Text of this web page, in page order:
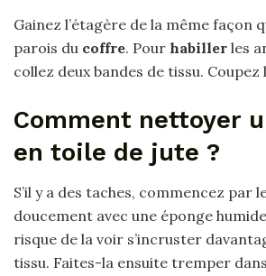
Gainez l’étagère de la même façon
parois du coffre. Pour habiller les
collez deux bandes de tissu. Coupez
Comment nettoyer
en toile de jute ?
S’il y a des taches, commencez par
doucement avec une éponge
risque de la voir s’incruster
tissu. Faites-la ensuite tremper dans